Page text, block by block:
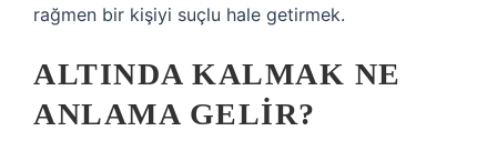
rağmen bir kişiyi suçlu hale getirmek.
ALTINDA KALMAK NE
ANLAMA GELIR?